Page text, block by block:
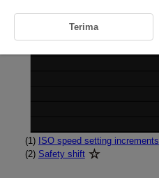
(1) ISO speed setting increments
(2) Safety shift
Terima